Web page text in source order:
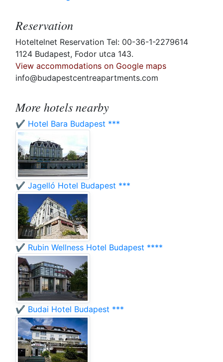
Reservation
Hoteltelnet Reservation Tel: 00-36-1-2279614
1124 Budapest, Fodor utca 143.
View accommodations on Google maps
info@budapestcentreapartments.com
More hotels nearby
✔️ Hotel Bara Budapest ***
✔️ Jagelló Hotel Budapest ***
✔️ Rubin Wellness Hotel Budapest ****
✔️ Budai Hotel Budapest ***